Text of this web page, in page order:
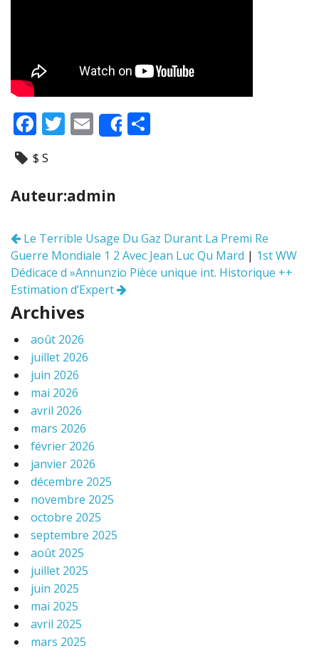
F
ac
e
b
o
k
T
er
E
m
l
Share
$ S
Auteur:admin
Navigation
des
articles
Le Terrible Usage Du Gaz Durant La Premi Re
Guerre Mondiale 1 2 Avec Jean Luc Qu Mard | 1st WW
Dédicace d »Annunzio Pièce unique int. Historique ++
Estimation d’Expert
Archives
août 2026
juillet 2026
juin 2026
mai 2026
avril 2026
mars 2026
février 2026
janvier 2026
décembre 2025
novembre 2025
octobre 2025
septembre 2025
août 2025
juillet 2025
juin 2025
mai 2025
avril 2025
mars 2025